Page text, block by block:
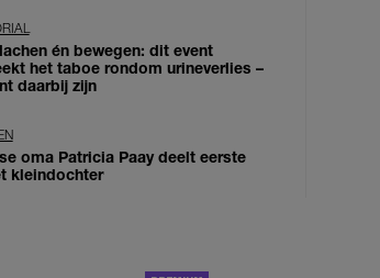
én bewegen: dit event
het taboe rondom urineverlies –
daarbij zijn
oma Patricia Paay deelt eerste
kleindochter